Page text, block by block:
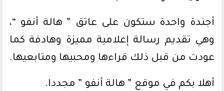
أجندة واحدة ستكون على عاتق ” هالة أنفو “،
وهي تقديم رسالة إعلامية مميزة وهادفة كما
عودت من قبل ذلك قراءها ومحبيها ومتابعيها.
أهلا بكم في موقع ” هالة أنفو ” مجددا.